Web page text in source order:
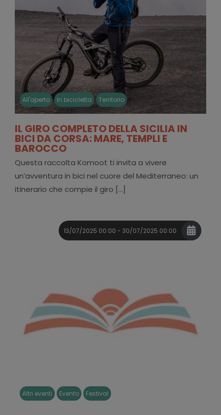
All'aperto In bicicletta Territorio
IL GIRO COMPLETO DELLA SICILIA IN
BICI DA CORSA: MARE, TEMPLI E
BAROCCO
Questa raccolta Komoot ti invita a vivere
un’avventura in bici nel cuore del Mediterraneo: un
itinerario che compie il giro [...]
13/07/2025 00:00 - 30/07/2025 00:00
Altri eventi Evento Festival